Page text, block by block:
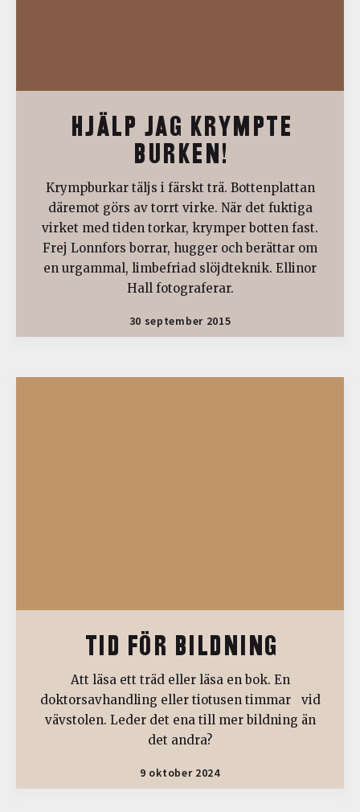
HJÄLP JAG KRYMPTE
BURKEN!
Krympburkar täljs i färskt trä. Bottenplattan
däremot görs av torrt virke. När det fuktiga
virket med tiden torkar, krymper botten fast.
Frej Lonnfors borrar, hugger och berättar om
en urgammal, limbefriad slöjdteknik. Ellinor
Hall fotograferar.
30 september 2015
TID FÖR BILDNING
Att läsa ett träd eller läsa en bok. En
doktorsavhandling eller tiotusen timmar vid
vävstolen. Leder det ena till mer bildning än
det andra?
9 oktober 2024